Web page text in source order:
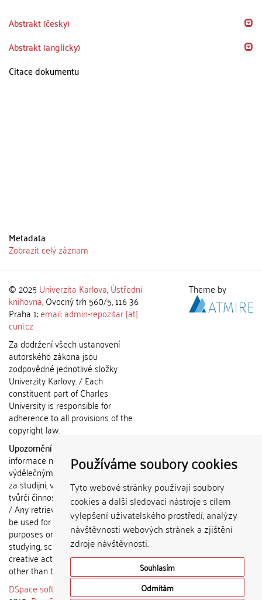
Používáme soubory cookies
Tyto webové stránky používají soubory
cookies a další sledovací nástroje s cílem
vylepšení uživatelského prostředí, analýzy
návštěvnosti webových stránek a zjištění
zdroje návštěvnosti.
Souhlasím
Odmítám
Abstrakt (česky)
Abstrakt (anglicky)
Citace dokumentu
Metadata
Zobrazit celý záznam
© 2025 Univerzita Karlova,Ústřední
knihovna, Ovocný trh 560/5, 116 36
Praha 1;email: admin-repozitar [at]
cuni.cz
Za dodržení všech ustanovení
autorského zákona jsou
zodpovědné jednotlivé složky
Univerzity Karlovy. / Each
constituent part of Charles
University is responsible for
adherence to all provisions of the
copyright law.
Upozornění / Notice:
informace nemohou být použity k
výdělečným účelům nebo vydávány
za studijní, vědeckou nebo jinou
tvůrčí činnost jiné osoby než autora.
/ Any retrieved information shall not
be used for any commercial
purposes or claimed as results of
studying, scientific or any other
creative activities of any person
other than the author.
DSpace software
copyright © 2002-
Theme by